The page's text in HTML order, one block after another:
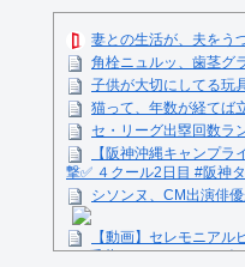
妻との生活が、夫をう
角栓ニュルッ、歯茎
子供が大切にしてる玩
猫って、年数が経てば
セ・リーグ出塁回数ラ
【阪神沖縄キャンプ
撃✅ ４クール2日目 #阪
シソンヌ、CM出演俳
【動画】セレモニア
ス×千葉ロッテマリーンズ